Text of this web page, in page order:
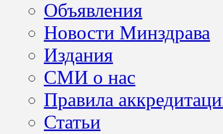
Объявления
Новости Минздрава
Издания
СМИ о нас
Правила
Статьи